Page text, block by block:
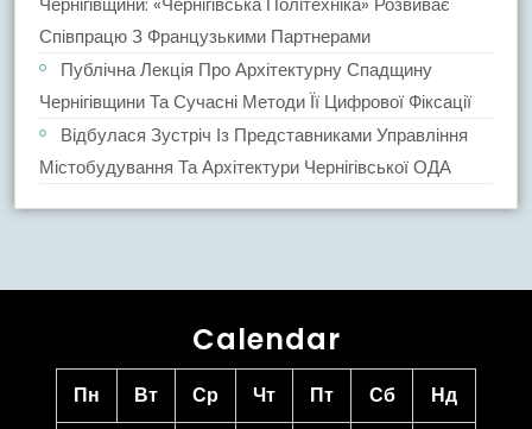
Співпрацю З Французькими Партнерами
Публічна Лекція Про Архітектурну Спадщину
Чернігівщини Та Сучасні Методи Її Цифрової Фіксації
Відбулася Зустріч Із Представниками Управління
Містобудування Та Архітектури Чернігівської ОДА
Calendar
Пн Вт Ср Чт Пт Сб
Нд